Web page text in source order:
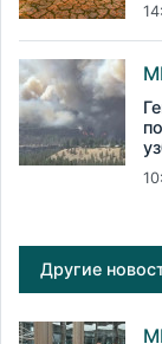
Другие